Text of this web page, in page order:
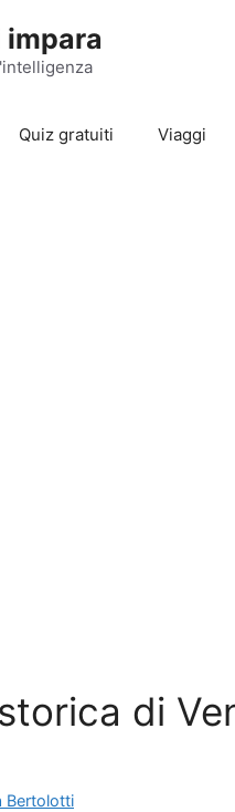
impara
Quiz gratuiti Viaggi
di
Bertolotti